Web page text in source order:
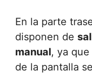
En la parte
disponen de
manual, ya
de la pantalla